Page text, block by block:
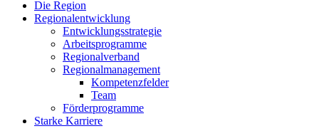
Die Region
Regionalentwicklung
Entwicklungsstrategie
Arbeitsprogramme
Regionalverband
Regionalmanagement
Kompetenzfelder
Team
Förderprogramme
Starke Karriere